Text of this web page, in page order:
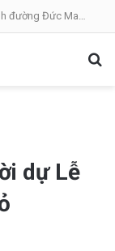
Bánh Mì Sáng | Thứ Tư 05.08 | Cung hiến thánh đường Đức Maria
dự Lễ